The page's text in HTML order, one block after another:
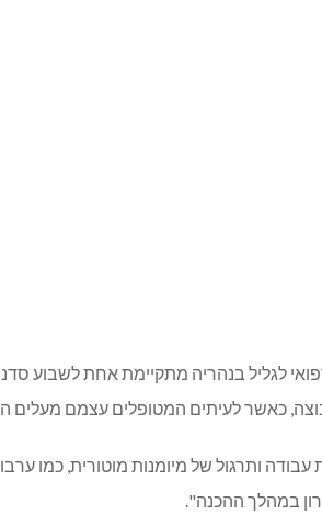
לגליל בנהריה מתקיימת אחת לשבוע
כאשר לעיתים המטופלים עצמם מעלים
ותרגול של מיומנות מוטורית, כמו
במהלך ההכנה".